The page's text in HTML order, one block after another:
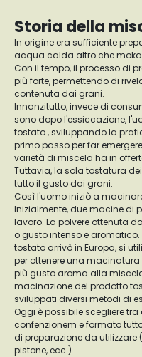
Storia della
In origine era sufficiente
acqua calda altro che
Con il tempo, il processo di
più forte, permettendo di
contenuta dai grani.
Innanzitutto, invece di
sono dopo l'essiccazione,
tostato , sviluppando la
primo passo per far
varietà di miscela ha in
Tuttavia, la sola tostatura
tutto il gusto dai grani.
Così l'uomo iniziò a
Inizialmente, due macine di
lavoro. La polvere ottenuta
o gusto intenso e
tostato arrivò in Europa, si
per ottenere una
più gusto aroma alla
macinazione del prodotto
sviluppati diversi metodi di
Oggi è possibile scegliere
confenzionem e formato
di preparazione da utilizzare
pistone, ecc.).